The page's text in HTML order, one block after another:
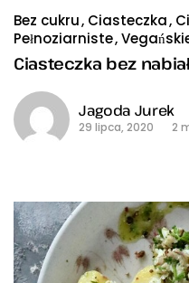
Bez cukru Ciasteczka
Pełnoziarniste
Ciasteczka bez
Jagoda Jurek
29 lipca, 2020 2